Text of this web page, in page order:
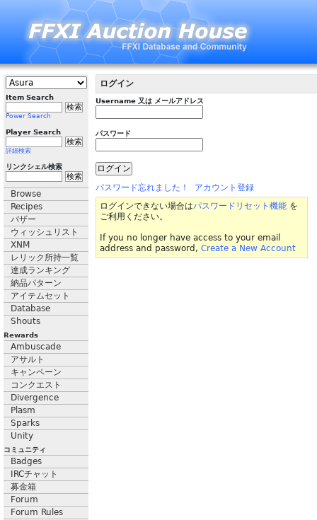
Item Search
Power Search
Player Search
詳細検索
リンクシェル検索
Browse
Recipes
バザー
ウィッシュリスト
XNM
レリック所持一覧
達成ランキング
納品パターン
アイテムセット
Database
Shouts
Rewards
Ambuscade
アサルト
キャンペーン
コンクエスト
Divergence
Plasm
Sparks
Unity
コミュニティ
Badges
IRCチャット
募金箱
Forum
Forum Rules
ログイン
Username 又は メールアドレス
パスワード
パスワード忘れました！
アカウント登録
ログインできない場合はパスワードリセット機能 を
ご利用ください。
If you no longer have access to your email
address and password, Create a New Account